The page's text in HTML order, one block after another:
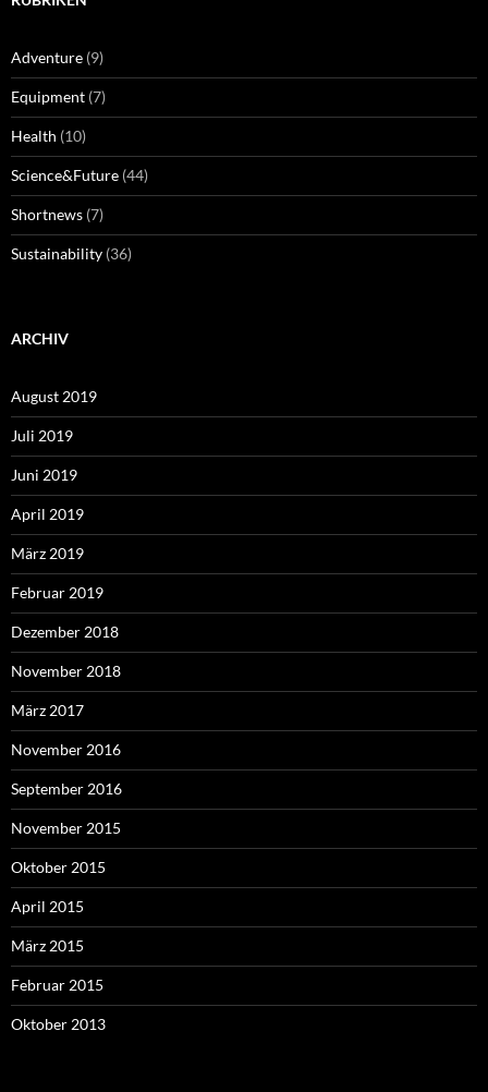
Adventure (9)
Equipment (7)
Health (10)
Science&Future (44)
Shortnews (7)
Sustainability (36)
ARCHIV
August 2019
Juli 2019
Juni 2019
April 2019
März 2019
Februar 2019
Dezember 2018
November 2018
März 2017
November 2016
September 2016
November 2015
Oktober 2015
April 2015
März 2015
Februar 2015
Oktober 2013